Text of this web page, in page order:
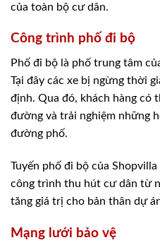
của toàn bộ cư dân.
Công trình phố đi bộ
Phố đi bộ là phố trung tâm
Tại đây các xe bị ngừng thời
định. Qua đó, khách hàng có
đường và trải nghiệm những
đường phố.
Tuyến phố đi bộ của
công trình thu hút cư dân từ
tăng giá trị cho bản thân dự
Mạng lưới bảo vệ